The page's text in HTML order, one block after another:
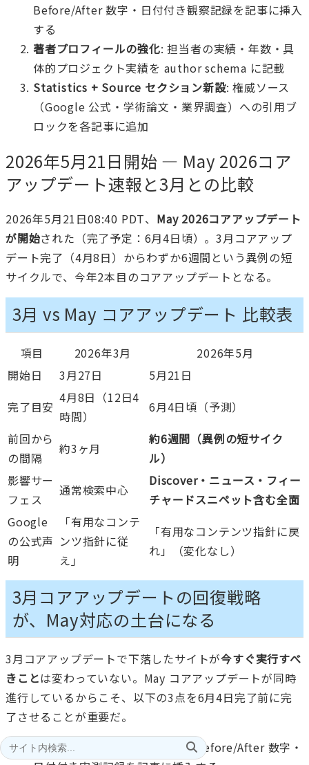
Before/After 数字・日付付き観察記録を記事に挿入
する
著者プロフィールの強化: 担当者の実績・年数・具
体的プロジェクト実績を author schema に記載
Statistics + Source セクション新設: 権威ソース
（Google 公式・学術論文・業界調査）への引用ブ
ロックを各記事に追加
2026年5月21日開始 — May 2026コア
アップデート速報と3月との比較
2026年5月21日08:40 PDT、 May 2026コアアップデート
が開始された（完了予定：6月4日頃）。3月コアアップ
デート完了（4月8日）からわずか6週間という異例の短
サイクルで、今年2本目のコアアップデートとなる。
3月 vs May コアアップデート 比較表
項目 2026年3月
2026年5月
開始日
3月27日
5月21日
完了目安
4月8日（12日4
時間）
6月4日頃（予測）
前回から
の間隔
約3ヶ月
約6週間（異例の短サイク
ル）
影響サー
フェス
通常検索中心
Discover・ニュース・フィー
チャードスニペット含む全面
Google
の公式声
明
「有用なコンテ
ンツ指針に従
え」
「有用なコンテンツ指針に戻
れ」（変化なし）
3月コアアップデートの回復戦略
が、May対応の土台になる
3月コアアップデートで下落したサイトが今すぐ実行すべ
きことは変わっていない。May コアアップデートが同時
進行しているからこそ、以下の3点を6月4日完了前に完
了させることが重要だ。
一次情報の追加
：自社計測値・Before/After 数字・